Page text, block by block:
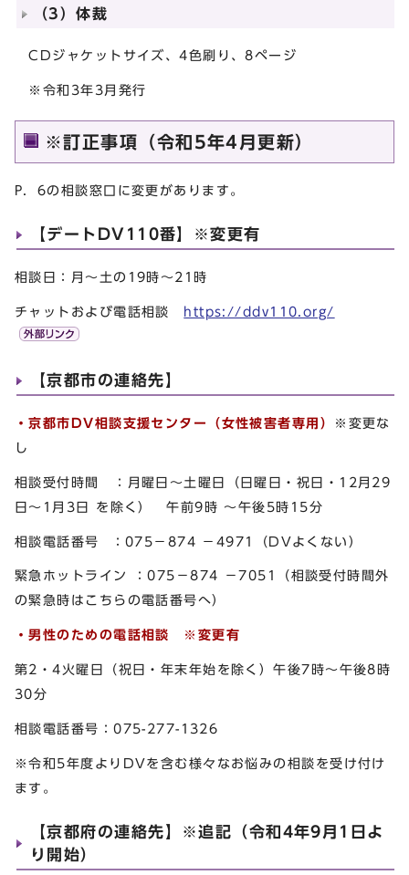
（3）体裁
CDジャケットサイズ、4色刷り、8ページ
※令和3年3月発行
※訂正事項（令和5年4月更新）
P．6の相談窓口に変更があります。
【デートDV110番】※変更有
相談日：月～土の19時～21時
チャットおよび電話相談 https://ddv110.org/
【京都市の連絡先】
・京都市DV相談支援センター（女性被害者専用）
※変更な
し
相談受付時間 ：月曜日～土曜日（日曜日・祝日・12月29
日～1月3日 を除く） 午前9時 ～午後5時15分
相談電話番号 ：075－874 －4971（DVよくない）
緊急ホットライン ：075－874 －7051（相談受付時間外
の緊急時はこちらの電話番号へ）
・男性のための電話相談 ※変更有
第2・4火曜日（祝日・年末年始を除く）午後7時～午後8時
30分
相談電話番号：075-277-1326
※令和5年度よりDVを含む様々なお悩みの相談を受け付け
ます。
【京都府の連絡先】※追記（令和4年9月1日よ
り開始）